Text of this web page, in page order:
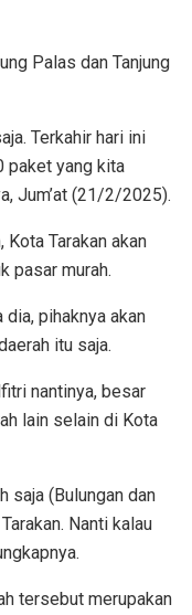
Palas dan Tanjung
Terkahir hari ini
paket yang kita
Jum’at (21/2/2025).
Kota Tarakan akan
pasar murah.
dia, pihaknya akan
itu saja.
nantinya, besar
lain selain di Kota
saja (Bulungan dan
Nanti kalau
tersebut merupakan